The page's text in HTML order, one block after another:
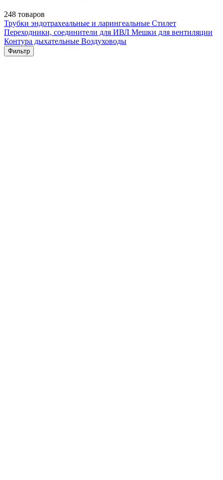
248 товаров
Трубки эндотрахеальные и ларингеальные Стилет
Переходники, соединители для ИВЛ Мешки для вентиляции
Контура дыхательные Воздуховоды
Фильтр